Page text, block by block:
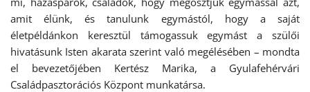
amit élünk, és tanulunk egymástól, hogy a saját
életpéldánkon keresztül támogassuk egymást a szülői
hivatásunk Isten akarata szerint való megélésében – mondta
el bevezetőjében Kertész Marika, a Gyulafehérvári
Családpasztorációs Központ munkatársa.